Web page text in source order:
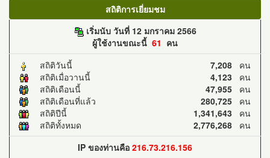
สถิติการเยี่ยมชม
เริ่มนับ วันที่ 12 มกราคม 2566
ผู้ใช้งานขณะนี้ 61 คน
สถิติวันนี้
7,208 คน
สถิติเมื่อวานนี้
4,123 คน
สถิติเดือนนี้
47,955 คน
สถิติเดือนที่แล้ว
280,725 คน
สถิติปีนี้
1,341,643 คน
สถิติทั้งหมด
2,776,268 คน
IP ของท่านคือ 216.73.216.156